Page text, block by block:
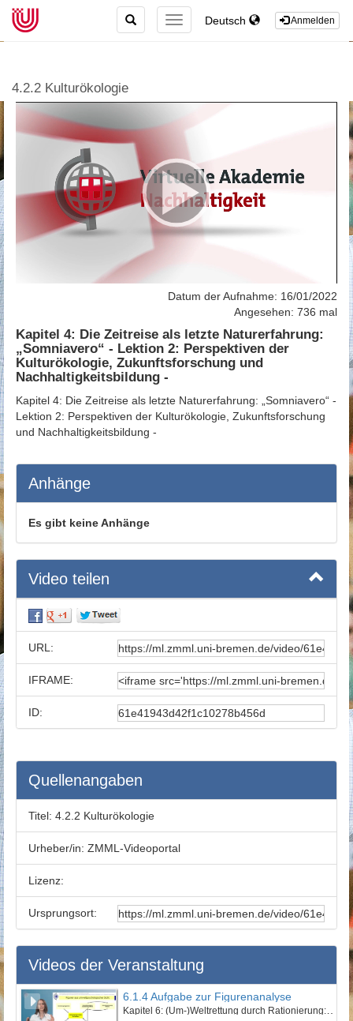
Anmelden
Deutsch
TOGGLE
NAVIGATION
TOGGLE
SEARCH
4.2.2 Kulturökologie
Datum der Aufnahme: 16/01/2022
Angesehen: 736 mal
Kapitel 4: Die Zeitreise als letzte Naturerfahrung:
„Somniavero“ - Lektion 2: Perspektiven der
Kulturökologie, Zukunftsforschung und
Nachhaltigkeitsbildung -
Kapitel 4: Die Zeitreise als letzte Naturerfahrung: „Somniavero“ -
Lektion 2: Perspektiven der Kulturökologie, Zukunftsforschung
und Nachhaltigkeitsbildung -
Anhänge
Es gibt keine Anhänge
Video teilen
URL:
IFRAME:
ID:
Quellenangaben
Titel: 4.2.2 Kulturökologie
Urheber/in: ZMML-Videoportal
Lizenz:
Ursprungsort:
Videos der Veranstaltung
6.1.4 Aufgabe zur Figurenanalyse